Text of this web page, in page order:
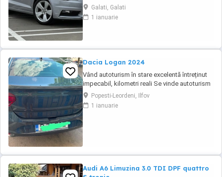
fixe pe toată perioada finanțării Aprobare
rapidă Garanție inclusă pentru autoturismele
eligibile Transport la domiciliu, în funcție de
Galati, Galati
1 ianuarie
Dacia Logan 2024
Vând autoturism în stare excelentă întreținut
impecabil, kilometri reali Se vinde autoturism
personal, foarte bine întreținut, folosit în
principal pentru deplasări în afara
Bucureștiului. Mașina a fost ținută permanent
Popesti-Leordeni, Ilfov
1 ianuarie
Audi A6 Limuzina 3.0 TDI DPF quattro